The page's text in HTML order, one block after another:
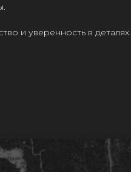
и уверенность в деталях.